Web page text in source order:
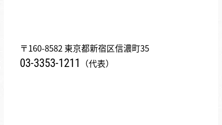
〒160-8582 東京都新宿区信濃町35
03-3353-1211 （代表）